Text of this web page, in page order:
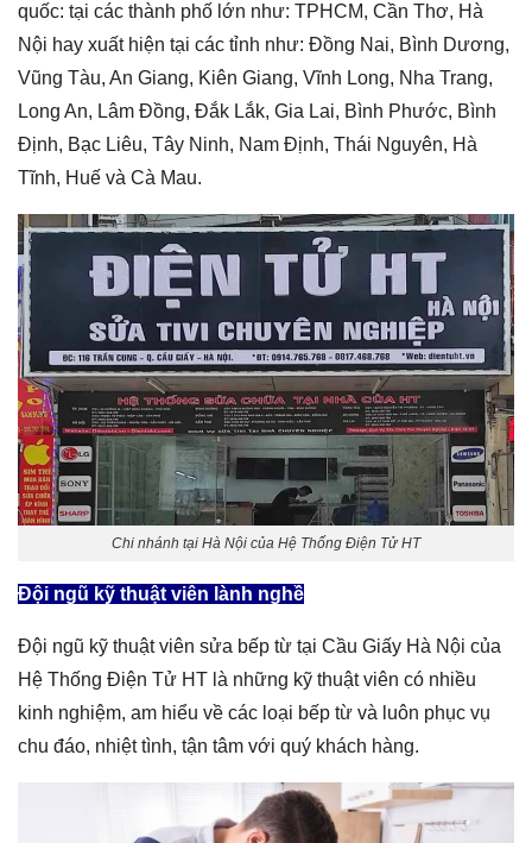
quốc: tại các thành phố lớn như: TPHCM, Cần Thơ, Hà
Nội hay xuất hiện tại các tỉnh như: Đồng Nai, Bình Dương,
Vũng Tàu, An Giang, Kiên Giang, Vĩnh Long, Nha Trang,
Long An, Lâm Đồng, Đắk Lắk, Gia Lai, Bình Phước, Bình
Định, Bạc Liêu, Tây Ninh, Nam Định, Thái Nguyên, Hà
Tĩnh, Huế và Cà Mau.
Chi nhánh tại Hà Nội của Hệ Thống Điện Tử HT
Đội ngũ kỹ thuật viên lành nghề
Đội ngũ kỹ thuật viên sửa bếp từ tại Cầu Giấy Hà Nội của
Hệ Thống Điện Tử HT là những kỹ thuật viên có nhiều
kinh nghiệm, am hiểu về các loại bếp từ và luôn phục vụ
chu đáo, nhiệt tình, tận tâm với quý khách hàng.